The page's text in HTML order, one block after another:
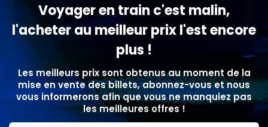
Voyager en train c'est malin,
l'acheter au meilleur prix l'est encore
plus !
Les meilleurs prix sont obtenus au moment de la
mise en vente des billets, abonnez-vous et nous
vous informerons afin que vous ne manquiez pas
les meilleures offres !